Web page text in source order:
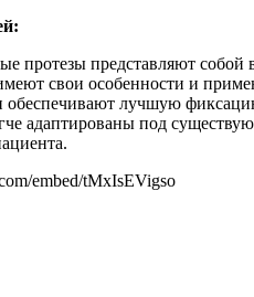
протезы представляют собой
свои особенности и
обеспечивают лучшую
адаптированы под
embed/tMxIsEVigso